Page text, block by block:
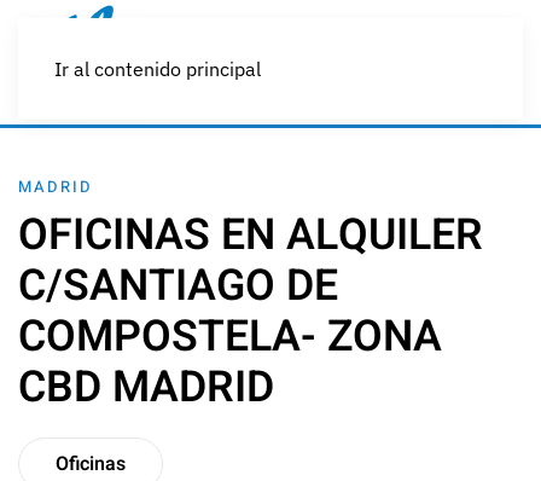
Ir al contenido principal
MADRID
OFICINAS EN ALQUILER
C/SANTIAGO DE
COMPOSTELA- ZONA
CBD MADRID
Oficinas